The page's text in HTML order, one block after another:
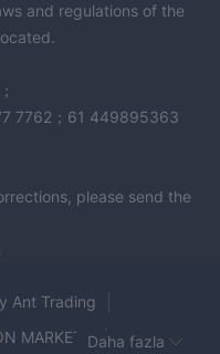
and regulations of the
7762；61 449895363
please send the
Ant Trading
MARKETSDaha fazla